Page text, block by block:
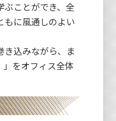
ぶことができ、全
もに風通しのよい
き込みながら、ま
」をオフィス全体